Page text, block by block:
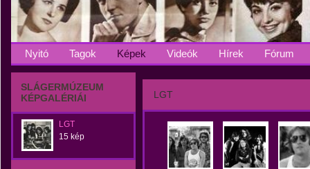
Nyitó Tagok Képek Videók Hírek Fórum
SLÁGERMÚZEUM
KÉPGALÉRIÁI
LGT
15 kép
LGT